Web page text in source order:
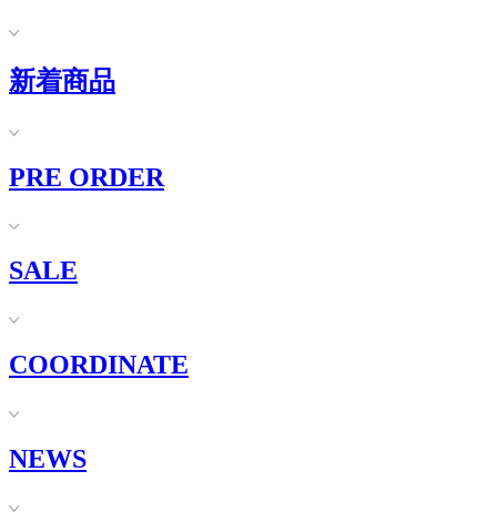
新着商品
PRE ORDER
SALE
COORDINATE
NEWS